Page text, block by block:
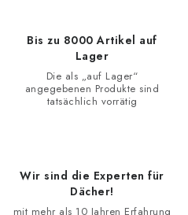
Bis zu 8000 Artikel auf
Lager
Die als „auf Lager“
angegebenen Produkte sind
tatsächlich vorrätig
Wir sind die Experten für
Dächer!
mit mehr als 10 Jahren Erfahrung